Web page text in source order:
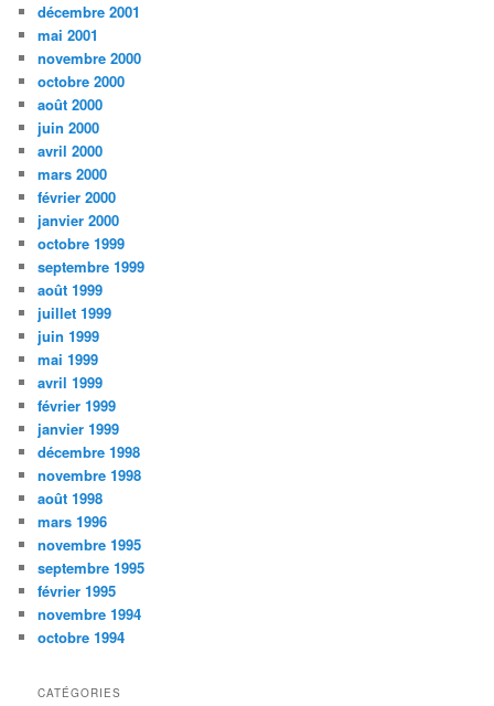
décembre 2001
mai 2001
novembre 2000
octobre 2000
août 2000
juin 2000
avril 2000
mars 2000
février 2000
janvier 2000
octobre 1999
septembre 1999
août 1999
juillet 1999
juin 1999
mai 1999
avril 1999
février 1999
janvier 1999
décembre 1998
novembre 1998
août 1998
mars 1996
novembre 1995
septembre 1995
février 1995
novembre 1994
octobre 1994
CATÉGORIES